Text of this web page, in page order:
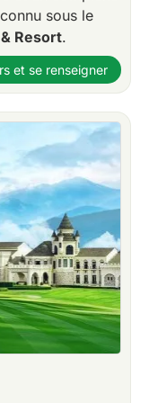
sous le
Resort.
et se renseigner